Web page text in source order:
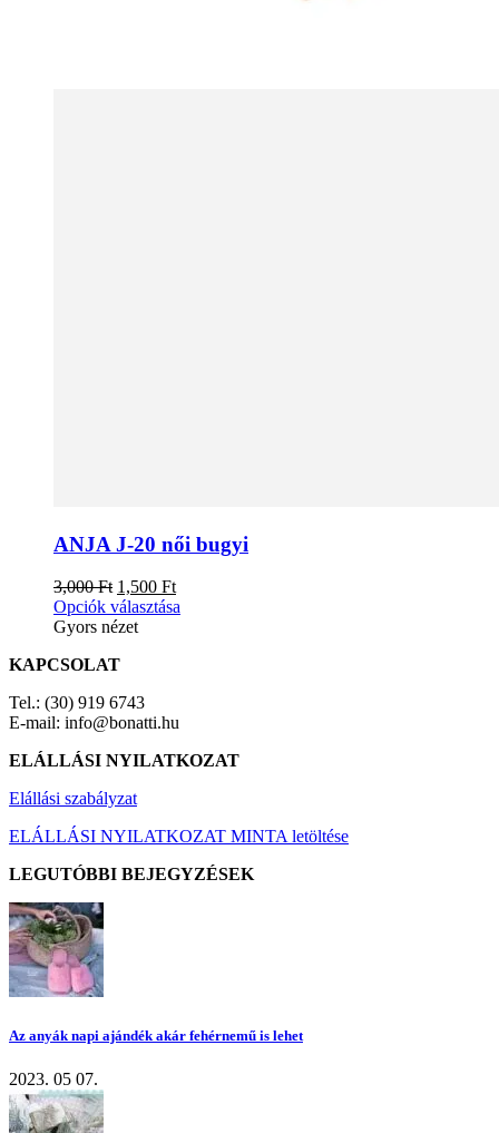
ANJA J-20 női bugyi
3,000Ft Original
price
was:
1,500 FtCurrent
price
Opciók választása
a
ki
Gyors nézet
KAPCSOLAT
Tel.: (30) 919 6743
E-mail: info@bonatti.hu
ELÁLLÁSI NYILATKOZAT
Elállási szabályzat
ELÁLLÁSI NYILATKOZAT MINTA letöltése
LEGUTÓBBI BEJEGYZÉSEK
Az anyák napi ajándék akár fehérnemű is lehet
2023. 05 07.